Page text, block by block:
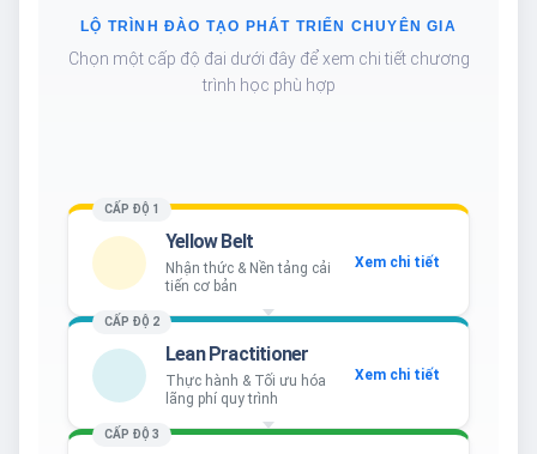
LỘ TRÌNH ĐÀO TẠO PHÁT TRIỂN CHUYÊN GIA
Chọn một cấp độ đai dưới đây để xem chi tiết chương
trình học phù hợp
CẤP ĐỘ 1
Yellow Belt
Nhận thức & Nền tảng cải
tiến cơ bản
Xem chi tiết
CẤP ĐỘ 2
Lean Practitioner
Thực hành & Tối ưu hóa
lãng phí quy trình
Xem chi tiết
CẤP ĐỘ 3